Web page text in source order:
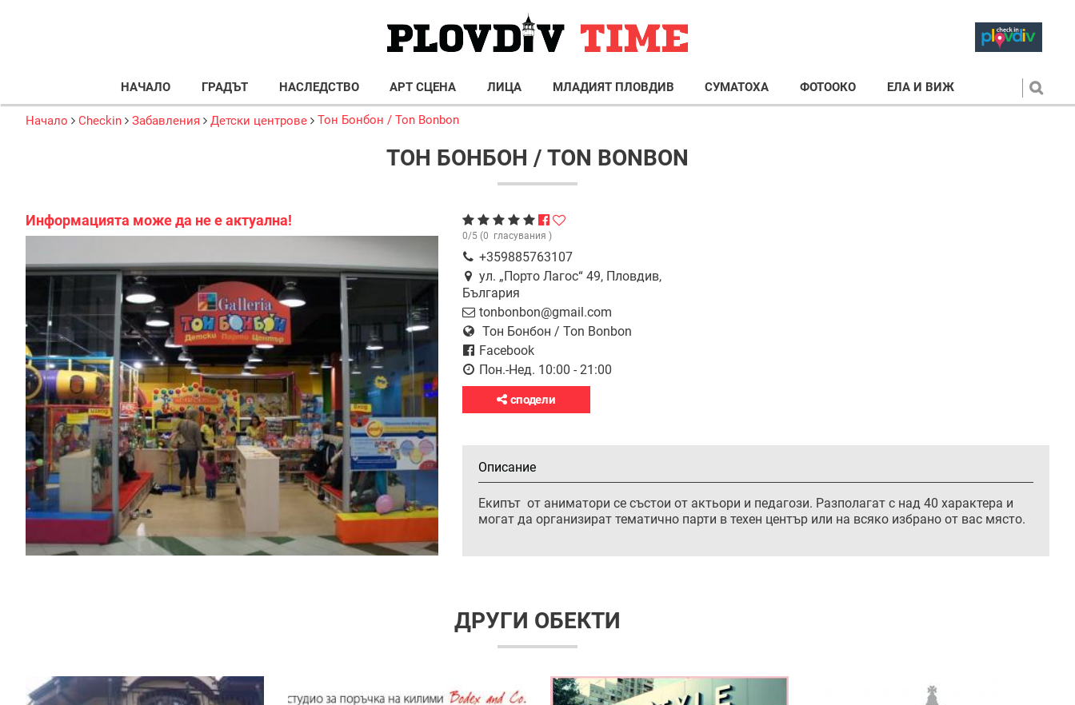
НАЧАЛО ГРАДЪТ НАСЛЕДСТВО АРТ СЦЕНА ЛИЦА МЛАДИЯТ ПЛОВДИВ СУМАТОХА ФОТООКО ЕЛА И ВИЖ
Начало Checkin Забавления Детски центрове Тон Бонбон / Ton Bonbon
ТОН БОНБОН / TON BONBON
Информацията може да не е актуална!
0/5(0 гласувания )
+359885763107
ул. „Порто Лагос“ 49, Пловдив,
България
tonbonbon@gmail.com
Тон Бонбон / Ton Bonbon
Facebook
Пон.-Нед. 10:00 - 21:00
сподели
Описание
Екипът от аниматори се състои от актьори и педагози. Разполагат с над 40 характера и
могат да организират тематично парти в техен център или на всяко избрано от вас място.
ДРУГИ ОБЕКТИ